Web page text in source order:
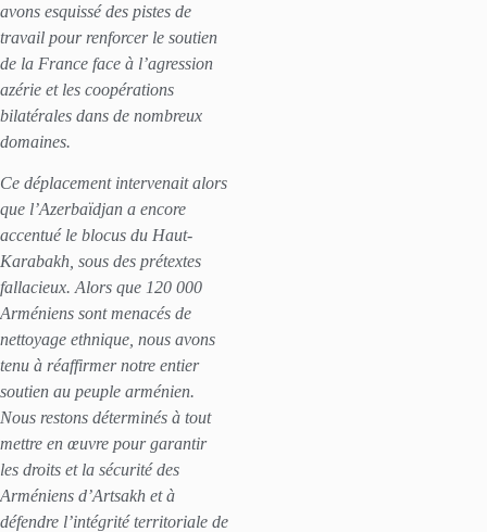
avons esquissé des pistes de
travail pour renforcer le soutien
de la France face à l’agression
azérie et les coopérations
bilatérales dans de nombreux
domaines.
Ce déplacement intervenait alors
que l’Azerbaïdjan a encore
accentué le blocus du Haut-
Karabakh, sous des prétextes
fallacieux. Alors que 120 000
Arméniens sont menacés de
nettoyage ethnique, nous avons
tenu à réaffirmer notre entier
soutien au peuple arménien.
Nous restons déterminés à tout
mettre en œuvre pour garantir
les droits et la sécurité des
Arméniens d’Artsakh et à
défendre l’intégrité territoriale de